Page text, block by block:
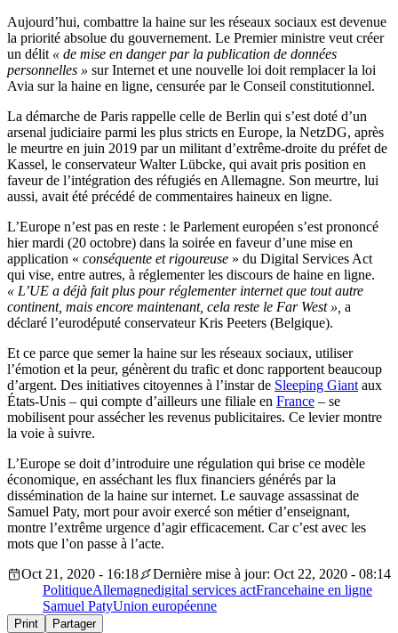
Aujourd’hui, combattre la haine sur les réseaux sociaux est devenue
la priorité absolue du gouvernement. Le Premier ministre veut créer
un délit « de mise en danger par la publication de données
personnelles » sur Internet et une nouvelle loi doit remplacer la loi
Avia sur la haine en ligne, censurée par le Conseil constitutionnel.
La démarche de Paris rappelle celle de Berlin qui s’est doté d’un
arsenal judiciaire parmi les plus stricts en Europe, la NetzDG, après
le meurtre en juin 2019 par un militant d’extrême-droite du préfet de
Kassel, le conservateur Walter Lübcke, qui avait pris position en
faveur de l’intégration des réfugiés en Allemagne. Son meurtre, lui
aussi, avait été précédé de commentaires haineux en ligne.
L’Europe n’est pas en reste : le Parlement européen s’est prononcé
hier mardi (20 octobre) dans la soirée en faveur d’une mise en
application « conséquente et rigoureuse » du Digital Services Act
qui vise, entre autres, à réglementer les discours de haine en ligne.
« L’UE a déjà fait plus pour réglementer internet que tout autre
continent, mais encore maintenant, cela reste le Far West », a
déclaré l’eurodéputé conservateur Kris Peeters (Belgique).
Et ce parce que semer la haine sur les réseaux sociaux, utiliser
l’émotion et la peur, génèrent du trafic et donc rapportent beaucoup
d’argent. Des initiatives citoyennes à l’instar de Sleeping Giant aux
États-Unis – qui compte d’ailleurs une filiale en France – se
mobilisent pour assécher les revenus publicitaires. Ce levier montre
la voie à suivre.
L’Europe se doit d’introduire une régulation qui brise ce modèle
économique, en asséchant les flux financiers générés par la
dissémination de la haine sur internet. Le sauvage assassinat de
Samuel Paty, mort pour avoir exercé son métier d’enseignant,
montre l’extrême urgence d’agir efficacement. Car c’est avec les
mots que l’on passe à l’acte.
Oct 21, 2020 - 16:18
Dernière mise à jour: Oct 22, 2020 - 08:14
PolitiqueAllemagnedigital services actFrancehaine en ligne
Samuel PatyUnion européenne
Print Partager